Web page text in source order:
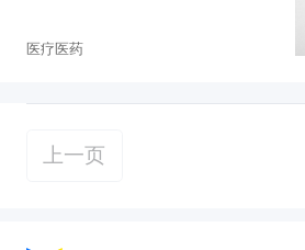
医疗医药
上一页